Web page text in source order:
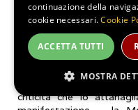
«Ogni anno una
sempre, dirige lo
(che non sono poche e
è attenta a tutto ciò
le sue innumerevoli
ponendo però anche
criticità che lo
continuazione della
cookie necessari.Cookie
ACCETTA TUTTI
MOSTRA